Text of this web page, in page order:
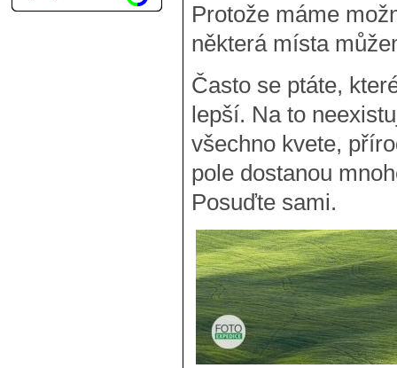
Protože máme
některá místa
Často se ptáte,
lepší. Na to
všechno kvete,
pole dostanou
Posuďte sami.